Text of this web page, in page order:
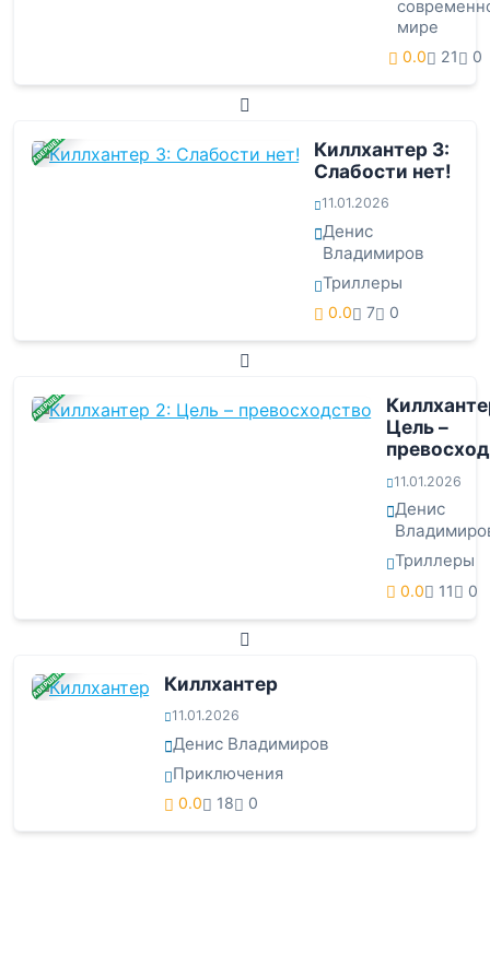
мире
0.0 21 0
ЗАВЕРШЕНА
Киллхантер 3:
Слабости нет!
11.01.2026
Денис
Владимиров
Триллеры
0.0 7 0
ЗАВЕРШЕНА
Цель –
11.01.2026
Денис
Триллеры
0.0 11 0
ЗАВЕРШЕНА Киллхантер
11.01.2026
Денис Владимиров
Приключения
0.0 18 0